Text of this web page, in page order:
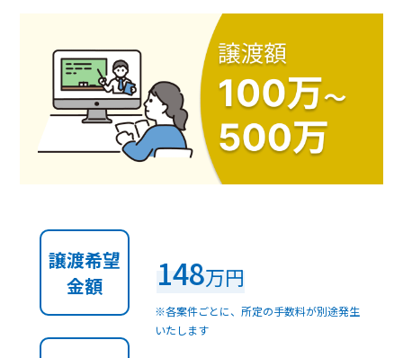
譲渡希望
金額
148万円
※各案件ごとに、所定の手数料が別途発生
いたします